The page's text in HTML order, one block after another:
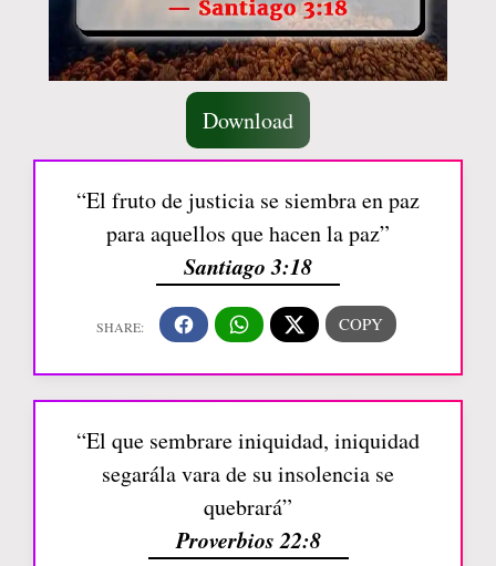
Download
“El fruto de justicia se siembra en paz
para aquellos que hacen la paz”
Santiago 3:18
“El que sembrare iniquidad, iniquidad
segarála vara de su insolencia se
quebrará”
Proverbios 22:8